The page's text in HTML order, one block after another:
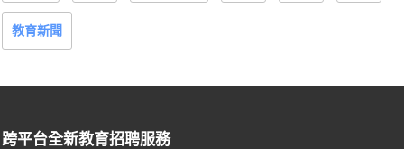
教育新聞
跨平台全新教育招聘服務